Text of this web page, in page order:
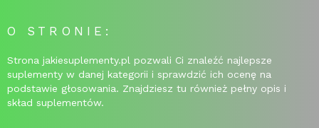
O STRONIE:
Strona jakiesuplementy.pl pozwali Ci znaleźć najlepsze
suplementy w danej kategorii i sprawdzić ich ocenę na
podstawie głosowania. Znajdziesz tu również pełny opis i
skład suplementów.